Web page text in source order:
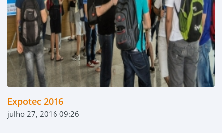
Expotec 2016
julho 27, 2016 09:26